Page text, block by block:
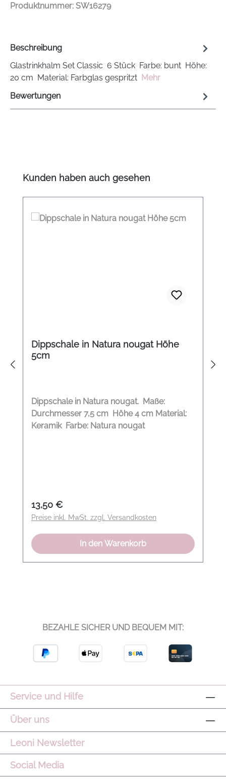
Produktnummer: SW16279
Beschreibung
Glastrinkhalm Set Classic 6 Stück Farbe: bunt Höhe:
20 cm Material: Farbglas gespritzt Mehr
Bewertungen
Produktgalerie überspringen
Kunden haben auch gesehen
Dippschale in Natura nougat Höhe
5cm
Dippschale in Natura nougat. Maße:
Durchmesser 7,5 cm Höhe 4 cm Material:
Regulärer Preis:
13,50 €
Preise inkl. MwSt. zzgl. Versandkosten
In den Warenkorb
BEZAHLE SICHER UND BEQUEM MIT:
Service und Hilfe
Über uns
Leoni Newsletter
Social Media